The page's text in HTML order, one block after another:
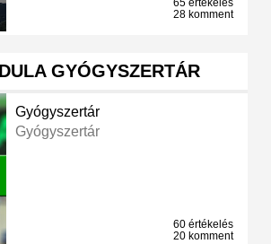
65 értékelés
28 komment
GYÓGYSZERTÁR
Gyógyszertár
Gyógyszertár
60 értékelés
20 komment